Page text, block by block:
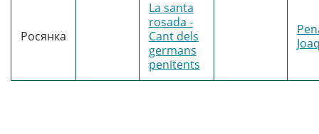
Росянка
La santa
rosada -
Cant dels
germans
penitents